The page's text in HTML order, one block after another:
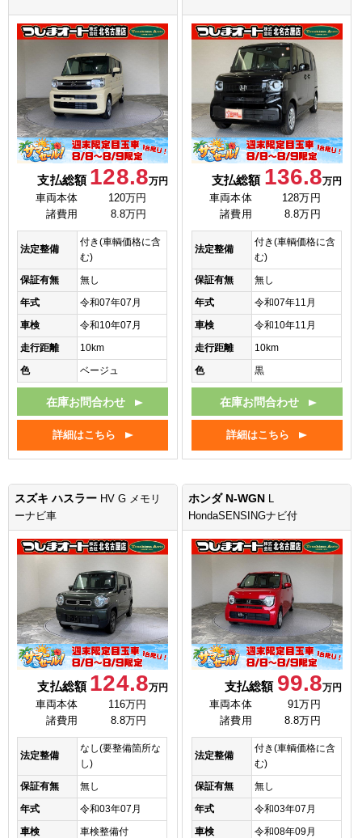
支払総額 128.8万円
車両本体
120万円
諸費用
8.8万円
法定整備
付き(車輌価格に含
む)
保証有無
無し
年式
令和07年07月
車検
令和10年07月
走行距離
10km
色
ベージュ
在庫お問合わせ
詳細はこちら
支払総額 136.8万円
車両本体
128万円
諸費用
8.8万円
法定整備
付き(車輌価格に含
む)
保証有無
無し
年式
令和07年11月
車検
令和10年11月
走行距離
10km
色
黒
在庫お問合わせ
詳細はこちら
スズキ ハスラー HV G メモリ
ーナビ車
支払総額 124.8万円
車両本体
116万円
諸費用
8.8万円
法定整備
なし(要整備箇所な
し)
保証有無
無し
年式
令和03年07月
車検
車検整備付
ホンダ N-WGN L
HondaSENSINGナビ付
支払総額 99.8万円
車両本体
91万円
諸費用
8.8万円
法定整備
付き(車輌価格に含
む)
保証有無
無し
年式
令和03年07月
車検
令和08年09月